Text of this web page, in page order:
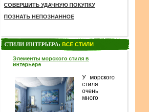
СОВЕРШИТЬ УДАЧНУЮ ПОКУПКУ
ПОЗНАТЬ НЕПОЗНАННОЕ
СТИЛИ ИНТЕРЬЕРА: ВСЕ СТИЛИ
Элементы морского стиля в
интерьере
У морского
стиля
очень
много